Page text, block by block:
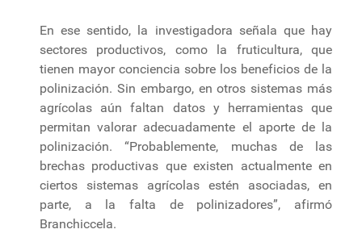
En ese sentido, la investigadora señala que hay
sectores productivos, como la fruticultura, que
tienen mayor conciencia sobre los beneficios de la
polinización. Sin embargo, en otros sistemas más
agrícolas aún faltan datos y herramientas que
permitan valorar adecuadamente el aporte de la
polinización. “Probablemente, muchas de las
brechas productivas que existen actualmente en
ciertos sistemas agrícolas estén asociadas, en
parte, a la falta de polinizadores”, afirmó
Branchiccela.